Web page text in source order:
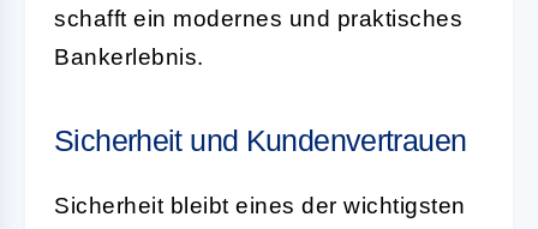
schafft ein modernes und praktisches
Bankerlebnis.
Sicherheit und Kundenvertrauen
Sicherheit bleibt eines der wichtigsten